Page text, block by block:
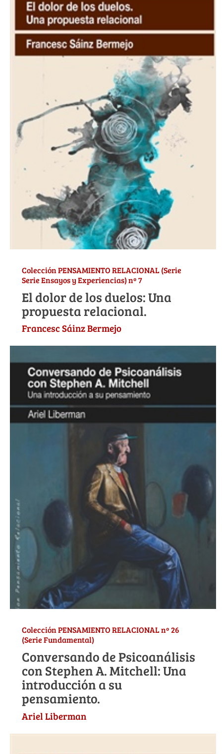
Colección PENSAMIENTO RELACIONAL (Serie
Serie Ensayos y Experiencias) nº 7
El dolor de los duelos: Una
propuesta relacional.
Francesc Sáinz Bermejo
Colección PENSAMIENTO RELACIONAL nº 26
(Serie Fundamental)
Conversando de Psicoanálisis
con Stephen A. Mitchell: Una
introducción a su
pensamiento.
Ariel Liberman